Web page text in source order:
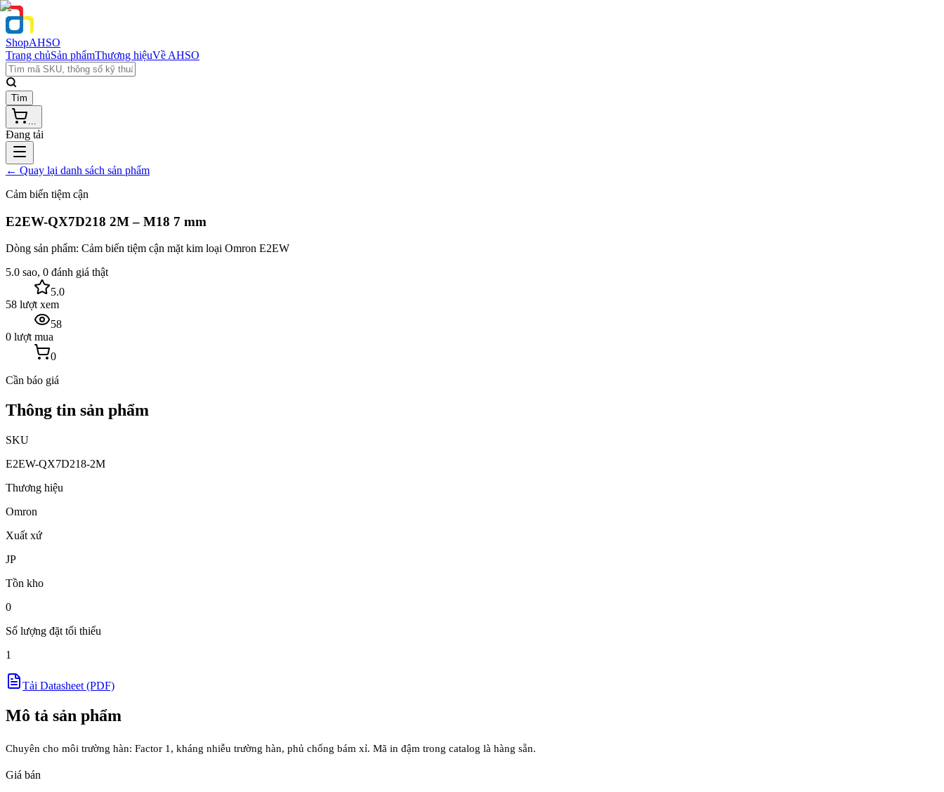
ShopAHSO
Trang chủSản phẩmThương hiệuVề AHSO
Tìm
...
Đang tải
← Quay lại danh sách sản phẩm
Cảm biến tiệm cận
E2EW-QX7D218 2M – M18 7 mm
Dòng sản phẩm: Cảm biến tiệm cận mặt kim loại Omron E2EW
5.0 sao, 0 đánh giá thật
5.0
58 lượt xem
58
0 lượt mua
0
Cần báo giá
Thông tin sản phẩm
SKU
E2EW-QX7D218-2M
Thương hiệu
Omron
Xuất xứ
JP
Tồn kho
0
Số lượng đặt tối thiểu
1
Tải Datasheet (PDF)
Mô tả sản phẩm
Chuyên cho môi trường hàn: Factor 1, kháng nhiễu trường hàn, phủ chống bám xỉ. Mã in đậm trong catalog là hàng sẵn.
Giá bán